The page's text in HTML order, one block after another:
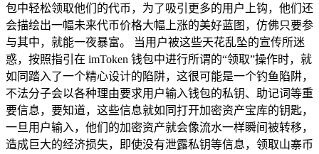
包中轻松领取他们的代币，为了吸引更多的用户上钩，他们还
会描绘出一幅未来代币价格大幅上涨的美好蓝图，仿佛只要参
与其中，就能一夜暴富。 当用户被这些天花乱坠的宣传所迷
惑，按照指引在 imToken 钱包中进行所谓的“领取”操作时，就
如同踏入了一个精心设计的陷阱，这很可能是一个钓鱼陷阱，
不法分子会以各种理由要求用户输入钱包的私钥、助记词等重
要信息，要知道，这些信息就如同打开加密资产宝库的钥匙，
一旦用户输入，他们的加密资产就会像流水一样瞬间被转移，
造成巨大的经济损失，即使没有泄露私钥等信息，领取山寨币